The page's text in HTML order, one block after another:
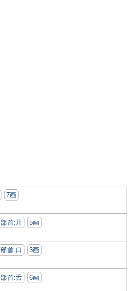
7画
部首:⼶ 5画
部首:⼝ 3画
部首:⾆ 6画